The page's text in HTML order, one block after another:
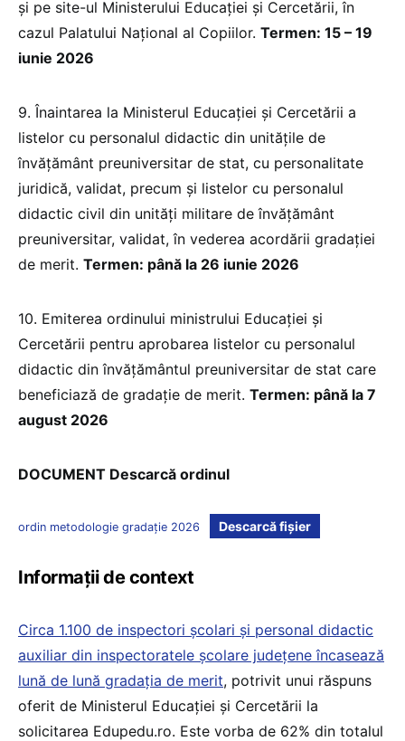
şi pe site-ul Ministerului Educației și Cercetării, în
cazul Palatului Naţional al Copiilor. Termen: 15 – 19
iunie 2026
9. Înaintarea la Ministerul Educației și Cercetării a
listelor cu personalul didactic din unităţile de
învăţământ preuniversitar de stat, cu personalitate
juridică, validat, precum şi listelor cu personalul
didactic civil din unităţi militare de învăţământ
preuniversitar, validat, în vederea acordării gradaţiei
de merit. Termen: până la 26 iunie 2026
10. Emiterea ordinului ministrului Educației și
Cercetării pentru aprobarea listelor cu personalul
didactic din învăţământul preuniversitar de stat care
beneficiază de gradaţie de merit. Termen: până la 7
august 2026
DOCUMENT Descarcă ordinul
ordin metodologie gradație 2026 Descarcă fișier
Informații de context
Circa 1.100 de inspectori școlari și personal didactic
auxiliar din inspectoratele școlare județene încasează
lună de lună gradația de merit, potrivit unui răspuns
oferit de Ministerul Educației și Cercetării la
solicitarea Edupedu.ro. Este vorba de 62% din totalul